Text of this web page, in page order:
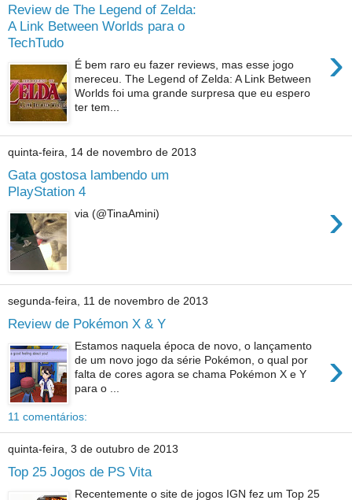
Review de The Legend of Zelda:
A Link Between Worlds para o
TechTudo
›
É bem raro eu fazer reviews, mas esse jogo
mereceu. The Legend of Zelda: A Link Between
Worlds foi uma grande surpresa que eu espero
ter tem...
quinta-feira, 14 de novembro de 2013
Gata gostosa lambendo um
PlayStation 4
›
via (@TinaAmini)
segunda-feira, 11 de novembro de 2013
Review de Pokémon X & Y
›
Estamos naquela época de novo, o lançamento
de um novo jogo da série Pokémon, o qual por
falta de cores agora se chama Pokémon X e Y
para o ...
11 comentários:
quinta-feira, 3 de outubro de 2013
Top 25 Jogos de PS Vita
Recentemente o site de jogos IGN fez um Top 25